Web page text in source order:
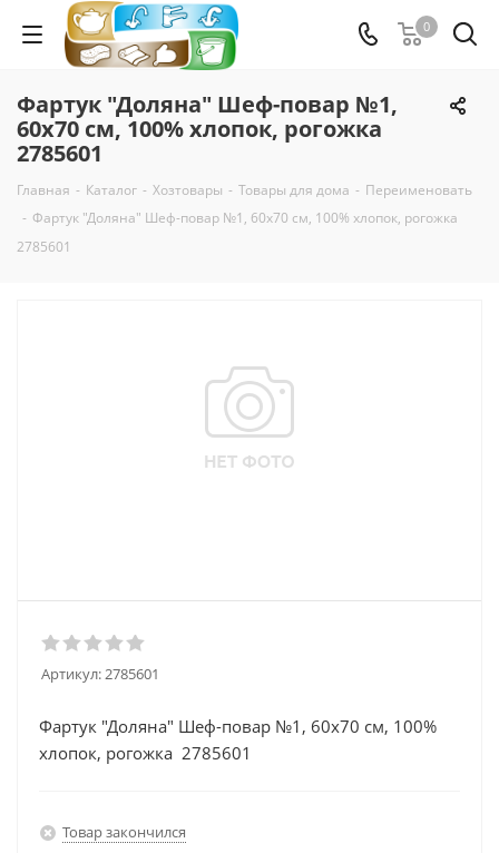
0
Фартук "Доляна" Шеф-повар №1,
60х70 см, 100% хлопок, рогожка
2785601
Главная - Каталог - Хозтовары - Товары для дома - Переименовать
- Фартук "Доляна" Шеф-повар №1, 60х70 см, 100% хлопок, рогожка
2785601
Артикул:2785601
Фартук "Доляна" Шеф-повар №1, 60х70 см, 100%
хлопок, рогожка 2785601
Товар закончился